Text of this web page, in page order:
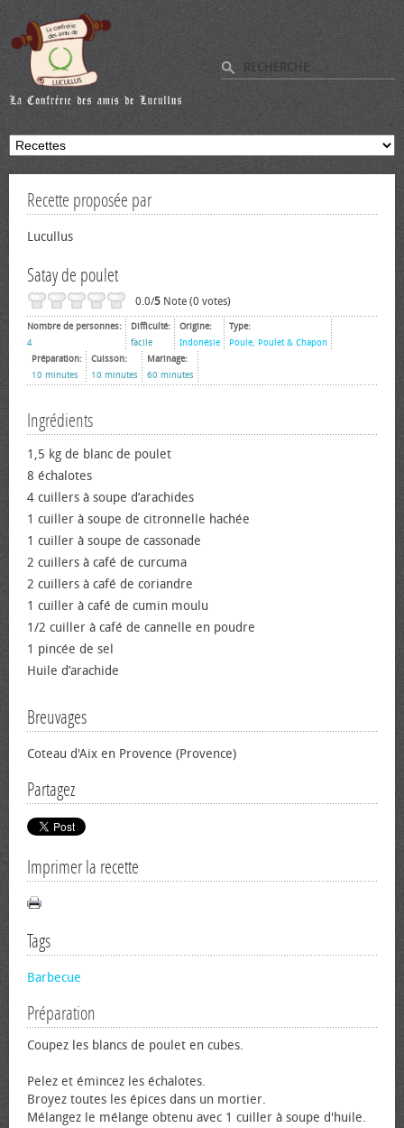
Recette proposée par
Lucullus
Satay de poulet
0.0/5 Note (0 votes)
Nombre de personnes:
4
Difficulté:
facile
Origine:
Indonésie
Type:
Poule, Poulet & Chapon
Préparation:
10 minutes
Cuisson:
10 minutes
Marinage:
60 minutes
Ingrédients
1,5 kg de blanc de poulet
8 échalotes
4 cuillers à soupe d’arachides
1 cuiller à soupe de citronnelle hachée
1 cuiller à soupe de cassonade
2 cuillers à café de curcuma
2 cuillers à café de coriandre
1 cuiller à café de cumin moulu
1/2 cuiller à café de cannelle en poudre
1 pincée de sel
Huile d’arachide
Breuvages
Coteau d'Aix en Provence (Provence)
Partagez
Imprimer la recette
Tags
Barbecue
Préparation
Coupez les blancs de poulet en cubes.
Pelez et émincez les échalotes.
Broyez toutes les épices dans un mortier.
Mélangez le mélange obtenu avec 1 cuiller à soupe d'huile.